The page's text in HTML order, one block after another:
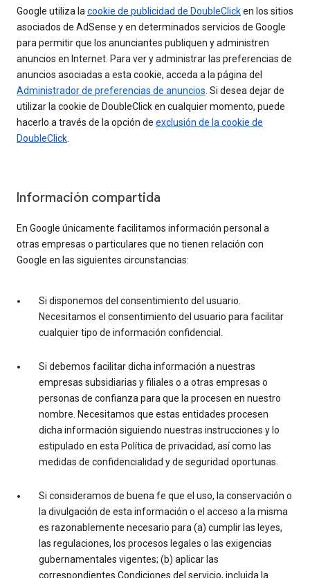
Google utiliza la cookie de publicidad de DoubleClicken los sitios
asociados de AdSense y en determinados servicios de Google
para permitir que los anunciantes publiquen y administren
anuncios en Internet. Para ver y administrar las preferencias de
anuncios asociadas a esta cookie, acceda a la página del
Administrador de preferencias de anuncios . Si desea dejar de
utilizar la cookie de DoubleClick en cualquier momento, puede
hacerlo a través de la opción de exclusión de la cookie de
DoubleClick
Información compartida
En Google únicamente facilitamos información personal a
otras empresas o particulares que no tienen relación con
Google en las siguientes circunstancias:
Si disponemos del consentimiento del usuario.
Necesitamos el consentimiento del usuario para facilitar
cualquier tipo de información confidencial.
Si debemos facilitar dicha información a nuestras
empresas subsidiarias y filiales o a otras empresas o
personas de confianza para que la procesen en nuestro
nombre. Necesitamos que estas entidades procesen
dicha información siguiendo nuestras instrucciones y lo
estipulado en esta Política de privacidad, así como las
medidas de confidencialidad y de seguridad oportunas.
Si consideramos de buena fe que el uso, la conservación o
la divulgación de esta información o el acceso a la misma
es razonablemente necesario para (a) cumplir las leyes,
las regulaciones, los procesos legales o las exigencias
gubernamentales vigentes; (b) aplicar las
correspondientes Condiciones del servicio, incluida la